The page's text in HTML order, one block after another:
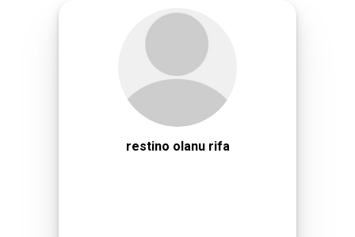
restino olanu rifa